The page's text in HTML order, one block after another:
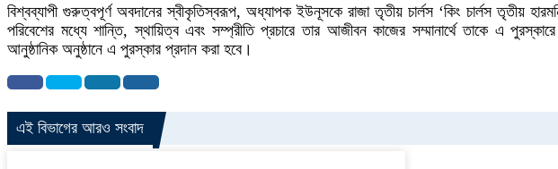
বিশ্বব্যাপী গুরুত্বপূর্ণ অবদানের স্বীকৃতিস্বরূপ, অধ্যাপক ইউনূসকে রাজা তৃতীয় চার্লস ‘কিং চার্লস তৃতীয়
পরিবেশের মধ্যে শান্তি, স্থায়িত্ব এবং সম্প্রীতি প্রচারে তার আজীবন কাজের সম্মানার্থে তাকে এ
আনুষ্ঠানিক অনুষ্ঠানে এ পুরস্কার প্রদান করা হবে।
এই বিভাগের আরও সংবাদ